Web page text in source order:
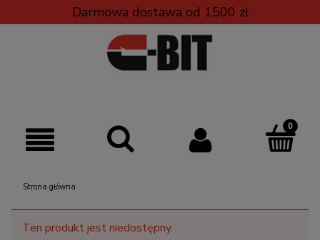
Darmowa dostawa od 1500 zł
Strona główna
Ten produkt jest niedostępny.